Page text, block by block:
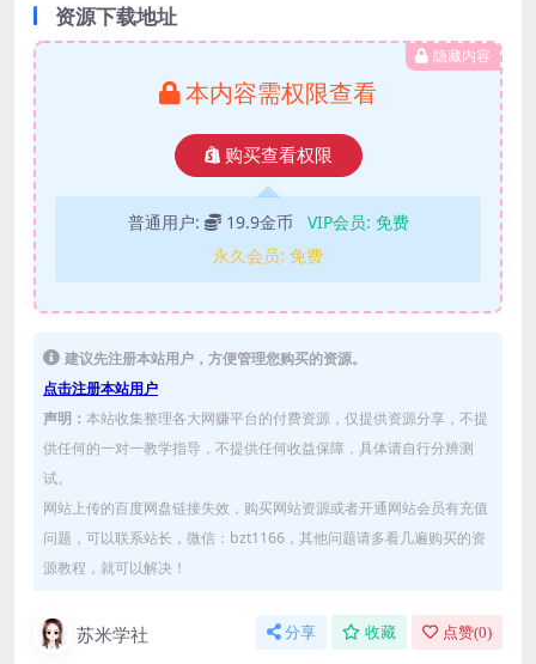
资源下载地址
隐藏内容
本内容需权限查看
购买查看权限
普通用户: 19.9金币 VIP会员: 免费
永久会员: 免费
建议先注册本站用户，方便管理您购买的资源。
点击注册本站用户
声明： 本站收集整理各大网赚平台的付费资源，仅提供资源分享，不提
供任何的一对一教学指导，不提供任何收益保障，具体请自行分辨测
试。
网站上传的百度网盘链接失效，购买网站资源或者开通网站会员有充值
问题，可以联系站长，微信：bzt1166，其他问题请多看几遍购买的资
源教程，就可以解决！
苏米学社 分享 收藏 点赞(0)